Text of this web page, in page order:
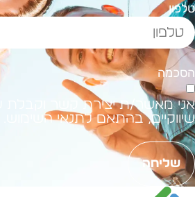
מאשר/ת יצירת קשר וקבלת
בהתאם לתנאי השימוש.
שליחה